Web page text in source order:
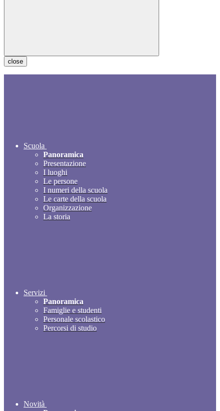
close
Scuola
Panoramica
Presentazione
I luoghi
Le persone
I numeri della scuola
Le carte della scuola
Organizzazione
La storia
Servizi
Panoramica
Famiglie e studenti
Personale scolastico
Percorsi di studio
Novità